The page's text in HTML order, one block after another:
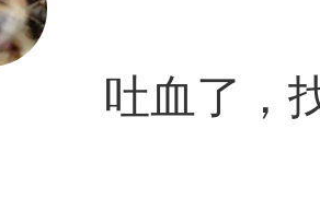
吐血了，